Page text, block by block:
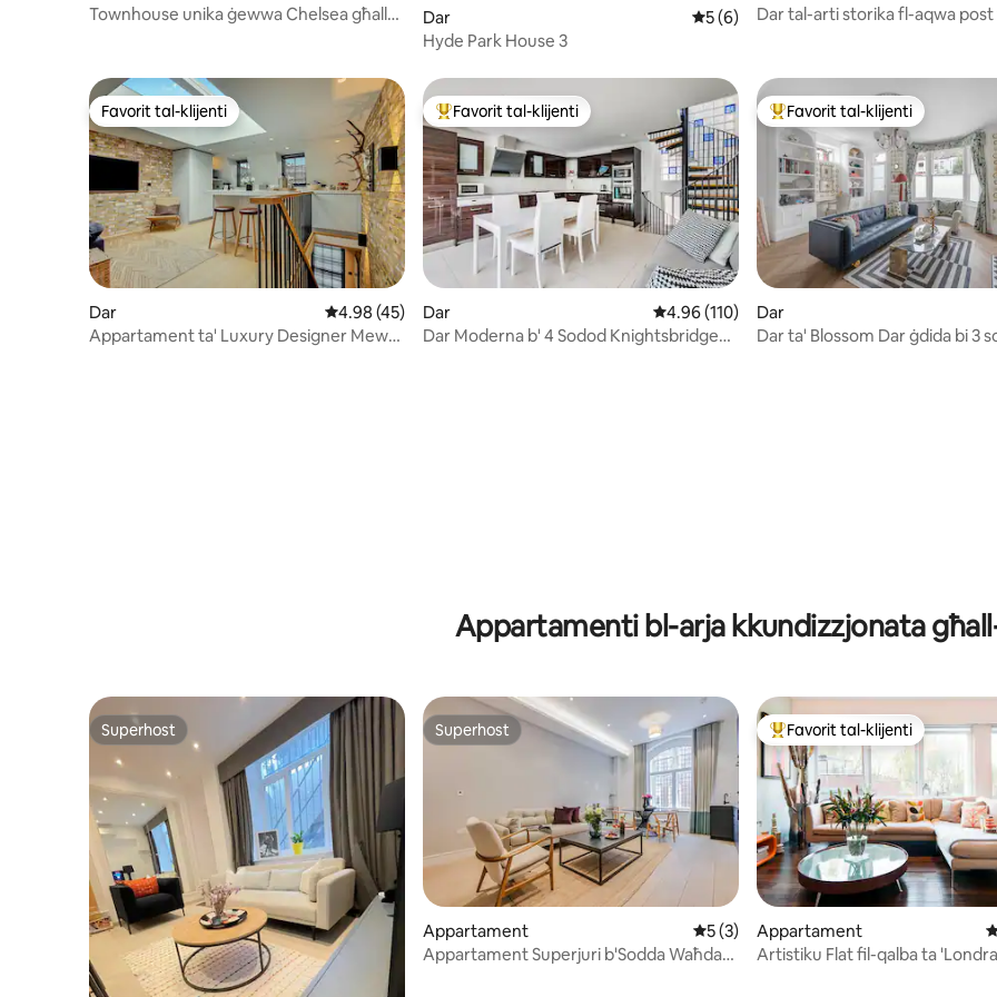
Townhouse unika ġewwa Chelsea għall-
Dar Rating medju ta' 5 minn 5, skont dan-
5 (6)
Hyde Park House 3
Dar tal-arti storika fl-aqwa post
Favorit tal-klijenti
Favorit tal-klijenti
Dar Rating medju ta' 4.98 minn 5, skont dan-numru ta' reviews: 45
4.98 (45)
Appartament ta' Luxury Designer Mews
Wieħed mill-aqwa favoriti tal-klijenti
Favorit tal-klijenti
Dar Rating medju ta' 4.96 minn 5, skont dan-
4.96 (110)
Dar Moderna b' 4 Sodod Knightsbridge
Wieħed mill-aqwa favoriti tal-
Favorit tal-klijenti
Dar
Dar ta' Blossom Dar ġdida bi 3
Appartamenti bl-arja kkundizzjonata
Superhost
Superhost Superhost
Superhost
Appartament Rating medju ta' 5 minn 5, skont dan-
5 (3)
Appartament Superjuri b'Sodda Waħda
Wieħed mill-aqwa favoriti tal-
Favorit tal-klijenti
Appartament
Artistiku Flat fil-qalba ta